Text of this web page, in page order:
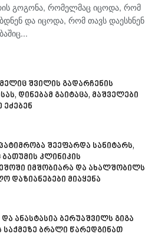
გოგონა, რომელმაც იცოდა, რომ
და იცოდა, რომ თავს დაესხნენ
შვილის გადარჩენის
დინებამ გაიტაცა, მაშველები
შეეფარდა სანიტარს,
კლინიკის
იმშობიარა და ახალშობილს
დაზიანებები მიაყენა
და ანასტასია ბერუაშვილს გიგა
საქმეზე ბრალი წარედგინათ